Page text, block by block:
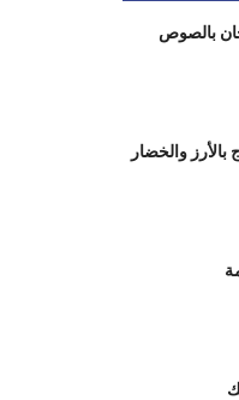
بالصوص
والخضار